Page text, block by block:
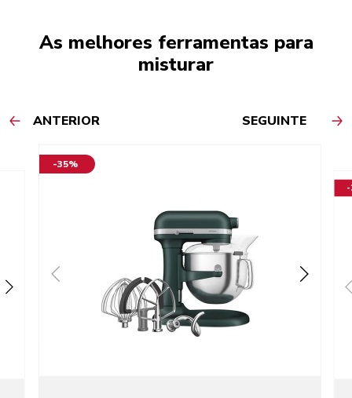
As melhores ferramentas para
misturar
ANTERIOR SEGUINTE
-35%
-